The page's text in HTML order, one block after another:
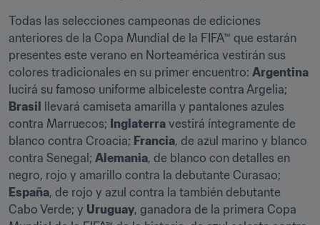
Todas las selecciones campeonas de ediciones
anteriores de la Copa Mundial de la FIFA™ que estarán
presentes este verano en Norteamérica vestirán sus
colores tradicionales en su primer encuentro: Argentina
Brasil
llevará camiseta amarilla y pantalones azules
contra Marruecos; Inglaterra vestirá íntegramente de
blanco contra Croacia; Francia, de azul marino y blanco
contra Senegal; Alemania, de blanco con detalles en
España, de rojo y azul contra la también debutante
Cabo Verde; y Uruguay, ganadora de la primera Copa